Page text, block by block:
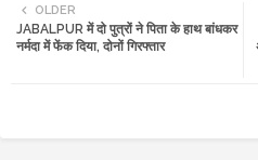
tte
OLDER
JABALPUR में दो पुत्रों ने पिता के हाथ बांधकर
नर्मदा में फेंक दिया, दोनों गिरफ्तार